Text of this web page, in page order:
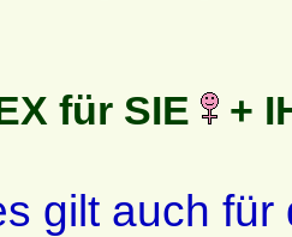
für SIE +
gilt auch